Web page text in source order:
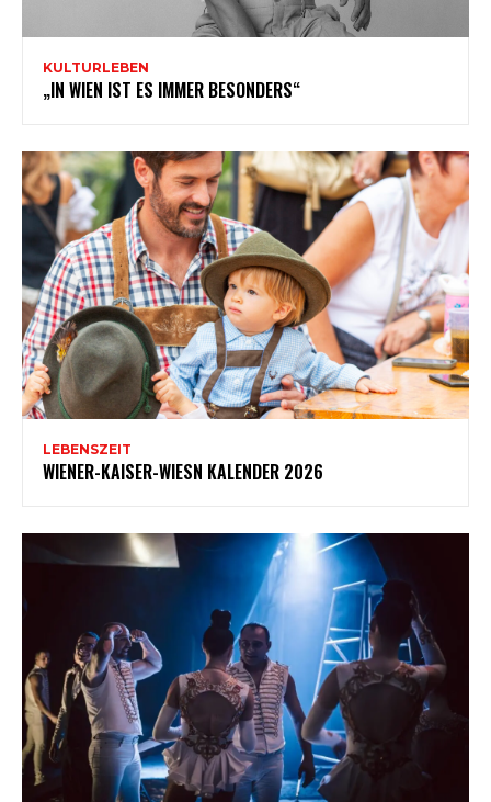
KULTURLEBEN
„IN WIEN IST ES IMMER BESONDERS“
LEBENSZEIT
WIENER-KAISER-WIESN KALENDER 2026